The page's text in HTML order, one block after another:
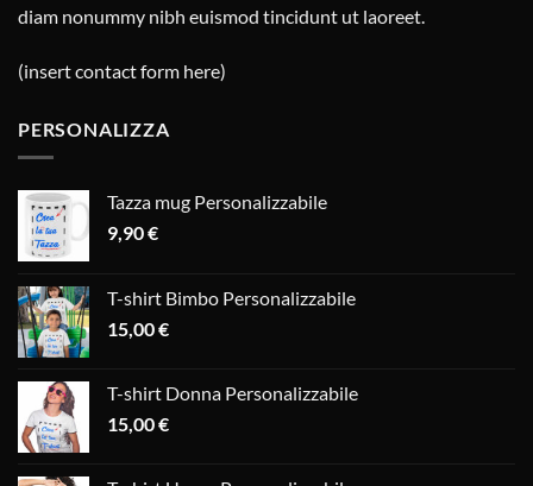
diam nonummy nibh euismod tincidunt ut laoreet.
(insert contact form here)
PERSONALIZZA
Tazza mug Personalizzabile
9,90€
T-shirt Bimbo Personalizzabile
15,00€
T-shirt Donna Personalizzabile
15,00€